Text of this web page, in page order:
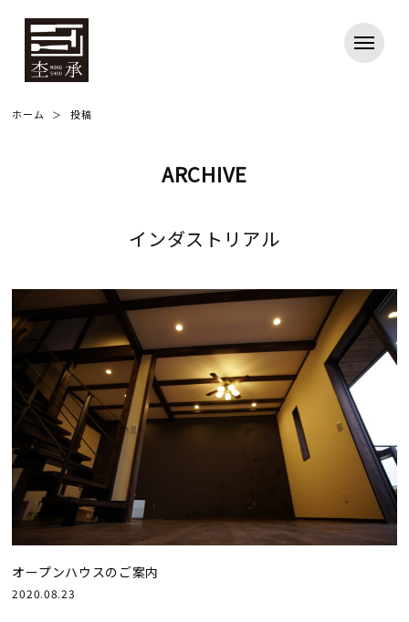
ホーム 投稿
ARCHIVE
インダストリアル
オープンハウスのご案内
2020.08.23